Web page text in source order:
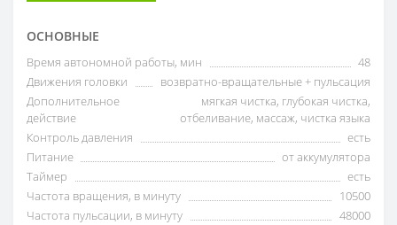
ОСНОВНЫЕ
Время автономной работы, мин
48
Движения головки
возвратно-вращательные + пульсация
Дополнительное
действие
мягкая чистка, глубокая чистка,
отбеливание, массаж, чистка языка
Контроль давления
есть
Питание
от аккумулятора
Таймер
есть
Частота вращения, в минуту
10500
Частота пульсации, в минуту
48000